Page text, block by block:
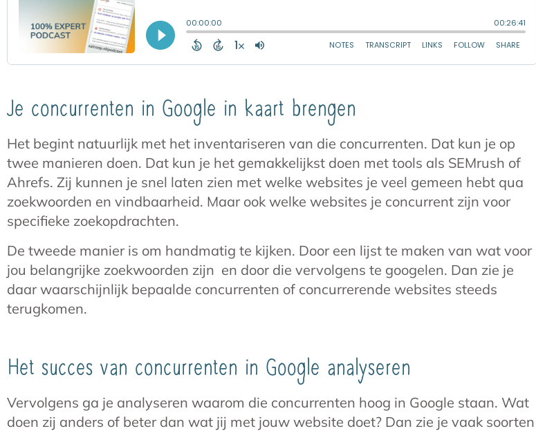
Je concurrenten in Google in kaart brengen
Het begint natuurlijk met het inventariseren van die concurrenten. Dat kun je op
twee manieren doen. Dat kun je het gemakkelijkst doen met tools als SEMrush of
Ahrefs. Zij kunnen je snel laten zien met welke websites je veel gemeen hebt qua
zoekwoorden en vindbaarheid. Maar ook welke websites je concurrent zijn voor
specifieke zoekopdrachten.
De tweede manier is om handmatig te kijken. Door een lijst te maken van wat voor
jou belangrijke zoekwoorden zijn en door die vervolgens te googelen. Dan zie je
daar waarschijnlijk bepaalde concurrenten of concurrerende websites steeds
terugkomen.
Het succes van concurrenten in Google analyseren
Vervolgens ga je analyseren waarom die concurrenten hoog in Google staan. Wat
doen zij anders of beter dan wat jij met jouw website doet? Dan zie je vaak soorten